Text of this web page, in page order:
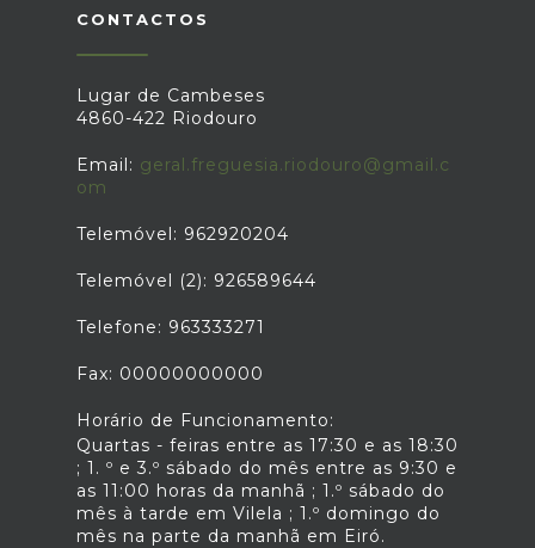
CONTACTOS
Lugar de Cambeses
4860-422 Riodouro
Email: geral.freguesia.riodouro@gmail.c
om
Telemóvel: 962920204
Telemóvel (2): 926589644
Telefone: 963333271
Fax: 00000000000
Horário de Funcionamento:
Quartas - feiras entre as 17:30 e as 18:30
; 1. º e 3.º sábado do mês entre as 9:30 e
as 11:00 horas da manhã ; 1.º sábado do
mês à tarde em Vilela ; 1.º domingo do
mês na parte da manhã em Eiró.